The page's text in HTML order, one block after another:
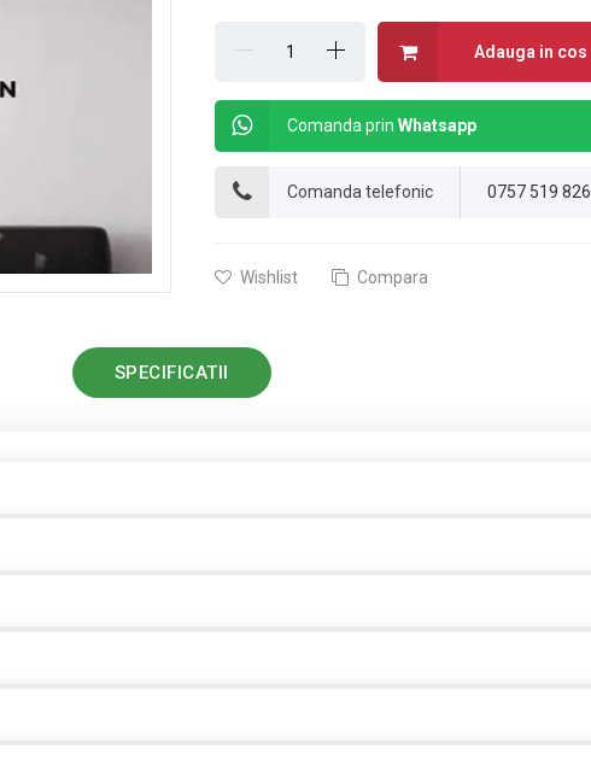
Adauga in cos
Comanda prinWhatsapp
Comanda telefonic 0757 519 826
Wishlist Compara
SPECIFICATII